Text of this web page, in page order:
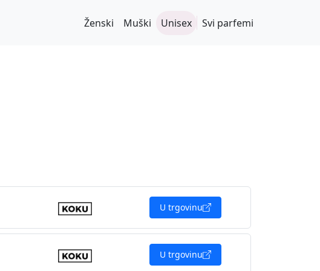
Ženski Muški Unisex Svi parfemi
U trgovinu
U trgovinu